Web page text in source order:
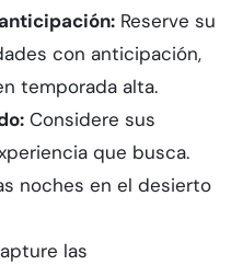
Reserve su
con anticipación,
temporada alta.
Considere sus
que busca.
noches en el desierto
las